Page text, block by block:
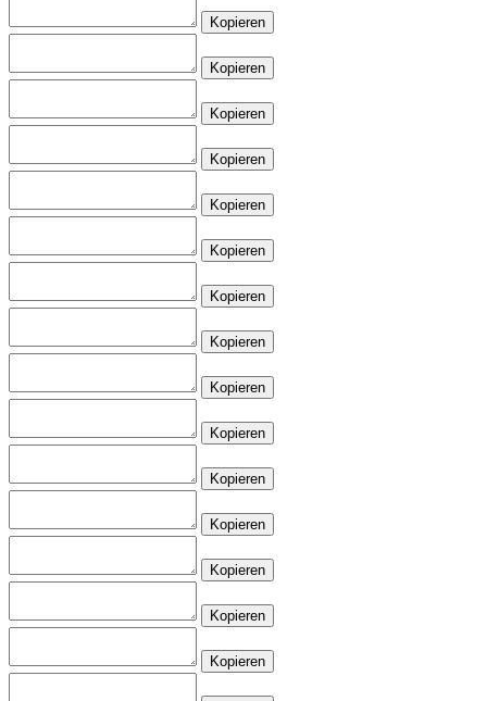
Kopieren
Kopieren
Kopieren
Kopieren
Kopieren
Kopieren
Kopieren
Kopieren
Kopieren
Kopieren
Kopieren
Kopieren
Kopieren
Kopieren
Kopieren